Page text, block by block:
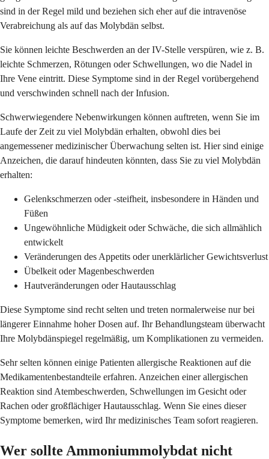
sind in der Regel mild und beziehen sich eher auf die intravenöse
Verabreichung als auf das Molybdän selbst.
Sie können leichte Beschwerden an der IV-Stelle verspüren, wie z. B.
leichte Schmerzen, Rötungen oder Schwellungen, wo die Nadel in
Ihre Vene eintritt. Diese Symptome sind in der Regel vorübergehend
und verschwinden schnell nach der Infusion.
Schwerwiegendere Nebenwirkungen können auftreten, wenn Sie im
Laufe der Zeit zu viel Molybdän erhalten, obwohl dies bei
angemessener medizinischer Überwachung selten ist. Hier sind einige
Anzeichen, die darauf hindeuten könnten, dass Sie zu viel Molybdän
erhalten:
Gelenkschmerzen oder -steifheit, insbesondere in Händen und
Füßen
Ungewöhnliche Müdigkeit oder Schwäche, die sich allmählich
entwickelt
Veränderungen des Appetits oder unerklärlicher Gewichtsverlust
Übelkeit oder Magenbeschwerden
Hautveränderungen oder Hautausschlag
Diese Symptome sind recht selten und treten normalerweise nur bei
längerer Einnahme hoher Dosen auf. Ihr Behandlungsteam überwacht
Ihre Molybdänspiegel regelmäßig, um Komplikationen zu vermeiden.
Sehr selten können einige Patienten allergische Reaktionen auf die
Medikamentenbestandteile erfahren. Anzeichen einer allergischen
Reaktion sind Atembeschwerden, Schwellungen im Gesicht oder
Rachen oder großflächiger Hautausschlag. Wenn Sie eines dieser
Symptome bemerken, wird Ihr medizinisches Team sofort reagieren.
Wer sollte Ammoniummolybdat nicht